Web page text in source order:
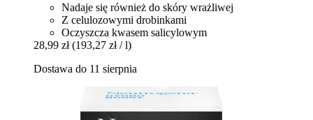
Nadaje się również do skóry wrażliwej
Z celulozowymi drobinkami
Oczyszcza kwasem salicylowym
28,99 zł (193,27 zł / l)
Dostawa do 11 sierpnia